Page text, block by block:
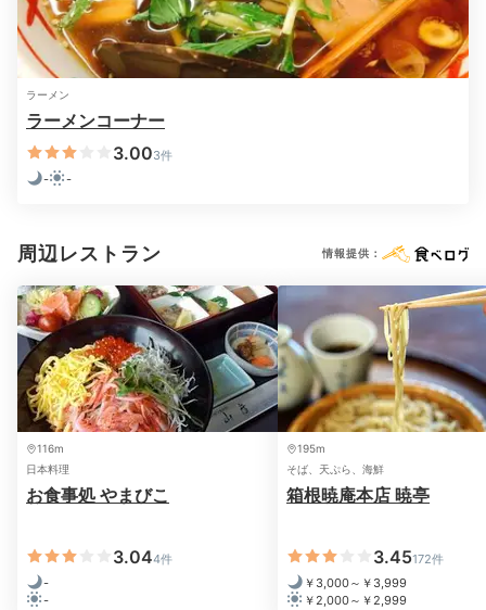
07:00
のびのびと
朝風呂を満喫
ラーメン
ラーメンコーナー
3.003件
-
-
周辺レストラン 情報提供：
116m
日本料理
お食事処 やまびこ
3.044件
-
-
195m
そば、天ぷら、海鮮
箱根暁庵本店 暁亭
3.45172件
￥3,000～￥3,999
￥2,000～￥2,999